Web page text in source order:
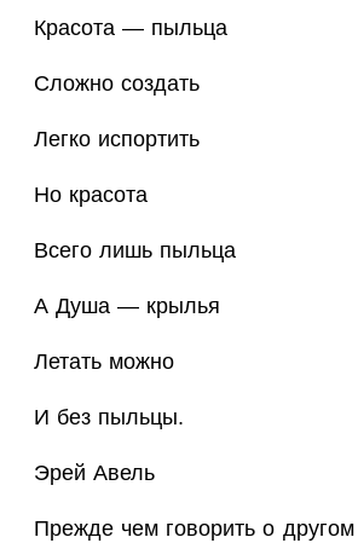
Красота — пыльца
Сложно создать
Легко испортить
Но красота
Всего лишь пыльца
А Душа — крылья
Летать можно
И без пыльцы.
Эрей Авель
Прежде чем говорить о